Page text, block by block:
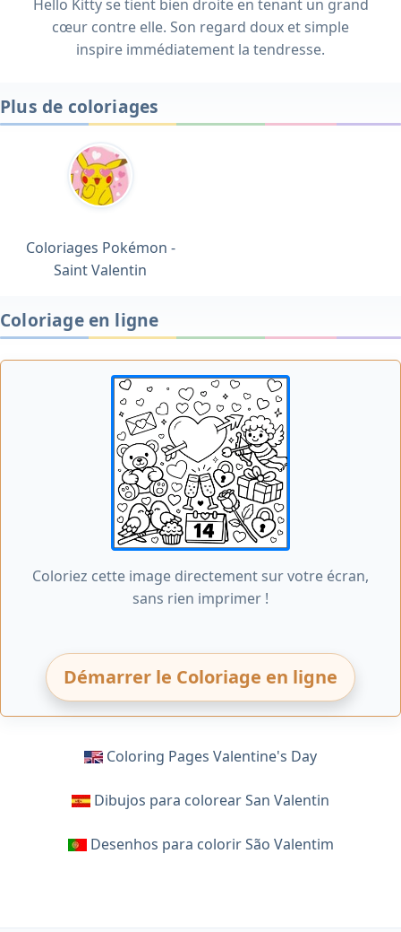
Hello Kitty se tient bien droite en tenant un grand
cœur contre elle. Son regard doux et simple
inspire immédiatement la tendresse.
Plus de coloriages
Coloriages Pokémon -
Saint Valentin
Coloriage en ligne
Coloriez cette image directement sur votre écran,
sans rien imprimer !
Démarrer le Coloriage en ligne
Coloring Pages Valentine's Day
Dibujos para colorear San Valentin
Desenhos para colorir São Valentim